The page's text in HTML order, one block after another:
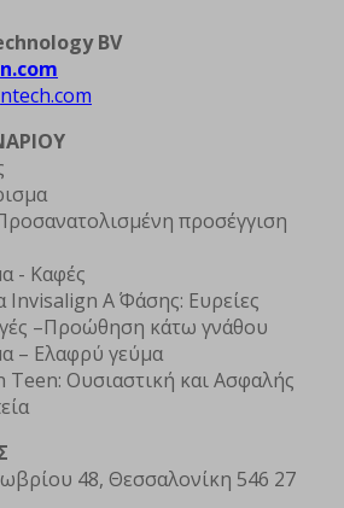
BV
προσέγγιση
- Καφές
Invisalign Α΄ Φάσης: Ευρείες
–Προώθηση κάτω γνάθου
– Ελαφρύ γεύμα
Teen: Ουσιαστική και Ασφαλής
48, Θεσσαλονίκη 546 27